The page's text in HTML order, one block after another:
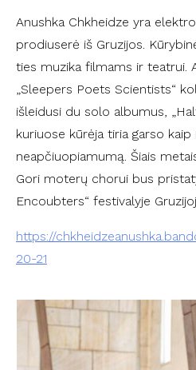
Anushka Chkheidze yra
prodiuserė iš Gruzijos.
ties muzika filmams ir teatrui.
„Sleepers Poets Scientists“
išleidusi du solo albumus,
kuriuose kūrėja tiria garso
neapčiuopiamumą. Šiais
Gori moterų chorui bus
Encoubters“ festivalyje
https://
20-21